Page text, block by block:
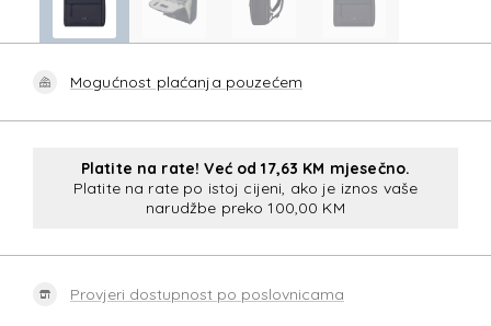
Mogućnost plaćanja pouzećem
Platite na rate! Već od 17,63 KM mjesečno.
Platite na rate po istoj cijeni, ako je iznos vaše
narudžbe preko 100,00 KM
Provjeri dostupnost po poslovnicama